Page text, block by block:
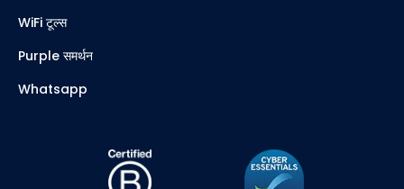
WiFi टूल्स
Purple समर्थन
Whatsapp